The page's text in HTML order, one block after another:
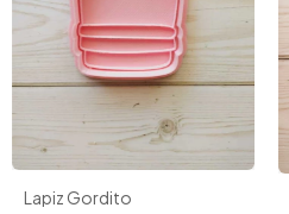
Lapiz Gordito